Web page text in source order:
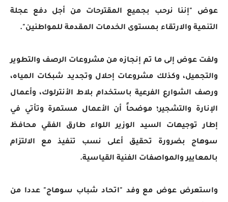
عوض "إننا نرحب بجميع المقترحات من أجل دفع عجلة
التنمية والارتقاء بمستوى الخدمات المقدمة للمواطنين".
ولفت عوض إلى ما تم إنجازه من مشروعات الرصف والتطوير
والتجميل، وكذلك مشروعات إحلال وتجديد شبكات المياه،
ورصف الشوارع الفرعية باستخدام بلاط الأنترلوك، وأعمال
الإنارة والتشجير؛ موضحاً أن الأعمال مستمرة وتأتي في
إطار توجيهات السيد الوزير اللواء طارق الفقي محافظ
سوهاج بضرورة تحقيق أعلى نسب تنفيذ مع الالتزام
بالمعايير والمواصفات الفنية القياسية.
واستعرض عوض مع وفد "اتحاد شباب سوهاج" عددا من